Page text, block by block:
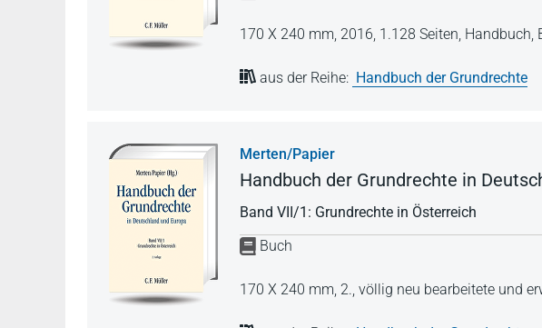
170 X 240 mm, 2016, 1.128 Seiten, Handbuch,
aus der Reihe: Handbuch der Grundrechte
Merten/Papier
Handbuch der Grundrechte in
Band VII/1: Grundrechte in Österreich
Buch
170 X 240 mm, 2., völlig neu bearbeitete und